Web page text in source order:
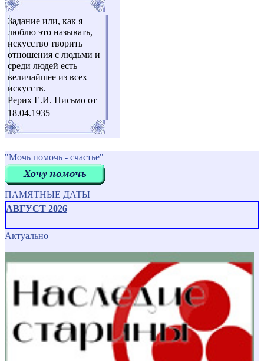
Задание или, как я
люблю это называть,
искусство творить
отношения с людьми и
среди людей есть
величайшее из всех
искусств.
Рерих Е.И. Письмо от
18.04.1935
"Мочь помочь - счастье"
ПАМЯТНЫЕ ДАТЫ
АВГУСТ 2026
Актуально